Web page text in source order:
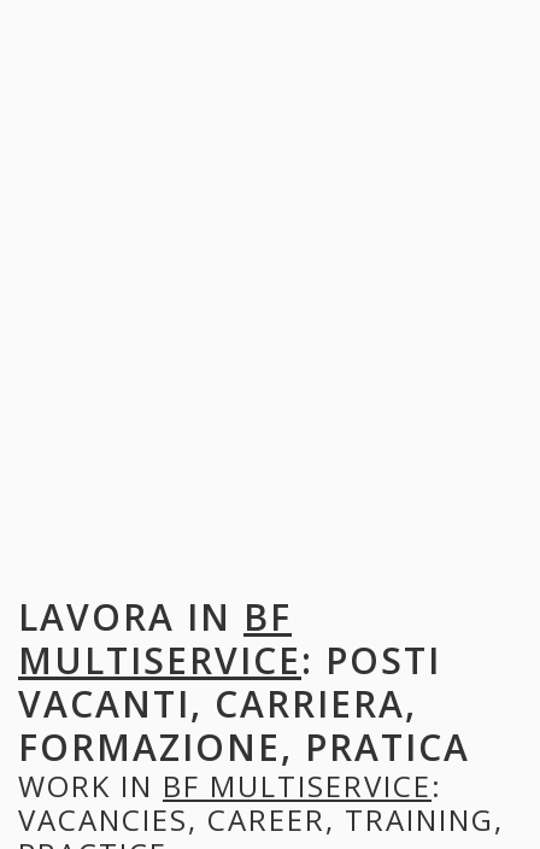
LAVORA IN BF
MULTISERVICE: POSTI
VACANTI, CARRIERA,
FORMAZIONE, PRATICA
WORK IN BF MULTISERVICE:
VACANCIES, CAREER, TRAINING,